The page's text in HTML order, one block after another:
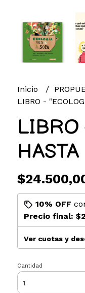
Inicio
LIBRO -
LIBRO
10% OFF
Precio final:
Ver cuotas y
Cantidad